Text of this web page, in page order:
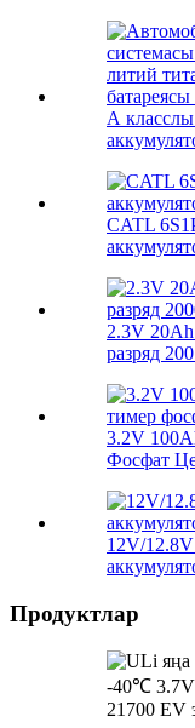
А
CATL
2.3V
разряд
3.2V
Фосфат
12V/
Продуктлар